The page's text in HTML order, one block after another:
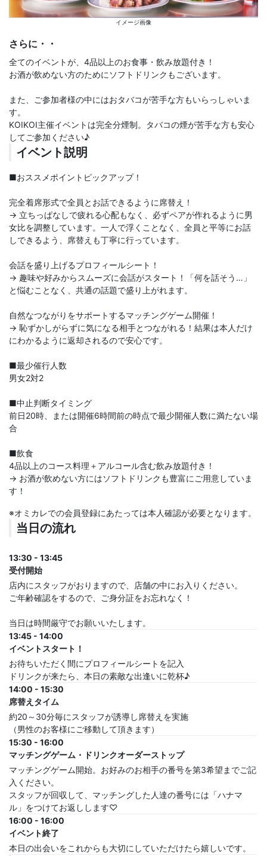
イメージ画像
さらに・・
全てのイベントが、4品以上のお食事・飲み放題付き！
お酒が飲めない方のためにソフトドリンクもございます。
また、ご参加者様の中にはおタバコが苦手な方もいらっしゃいま
す。
KOIKOI主催イベントは完全分煙制。タバコの煙が苦手な方も安心
してご参加ください♪
イベント説明
■おススメポイントピックアップ！
完全着席形式で全員とお話できるように席替え！
→ 立ちっぱなしで疲れる心配もなく、必ずペアが作れるように男
女比を調整しています。一人で浮くことなく、全員と平等にお話
しできるよう、席替えも丁寧に行っています。
会話を盛り上げるプロフィールシート！
→ 趣味や好みからスムーズに会話がスタート！「何を話そう…」
と悩むことなく、共通の話題で盛り上がれます。
自然なつながりをサポートするマッチングゲーム開催！
→ 恥ずかしがらずに気になる相手とつながれる！結果は本人だけ
にわかるように返却されるので安心です。
■最少催行人数
男女2対2
■中止判断タイミング
前日20時、または開催6時間前の時点で最少開催人数に満たない場
合
■飲食
4品以上のコース料理＋アルコール含む飲み放題付き！
→ お酒が飲めない方にはソフトドリンクも豊富にご用意していま
す！
※オミカレでの会員登録にあたっては本人確認が必要となります。
当日の流れ
13:30 - 13:45
受付開始
店内にスタッフがおりますので、店舗の中にお入りください。
ご年齢確認をするので、ご身分証をお忘れなく！
当日は時間厳守でお願いいたします。
13:45 - 14:00
イベントスタート！
お待ちいただく間にプロフィールシートを記入
ドリンクが来たら、本日の素敵な出逢いに乾杯♪
14:00 - 15:30
席替えタイム
約20～30分毎にスタッフが誘導し席替えを実施
（男性のお客様にご移動して頂きます）
15:30 - 16:00
マッチングゲーム・ドリンクオーダーストップ
マッチングゲーム開始。お好みのお相手の番号を第3希望までご記
入ください。
スタッフが回収して、マッチングした人達の番号には「ハナマ
ル」をつけてお返しします♡
16:00 - 16:00
イベント終了
本日の出会いをこれからも大切にしていただけたら嬉しいです。